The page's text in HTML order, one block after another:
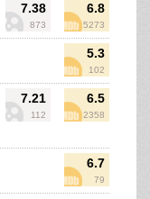
7.38
873
6.8
5273
5.3
102
7.21
112
6.5
2358
6.7
79